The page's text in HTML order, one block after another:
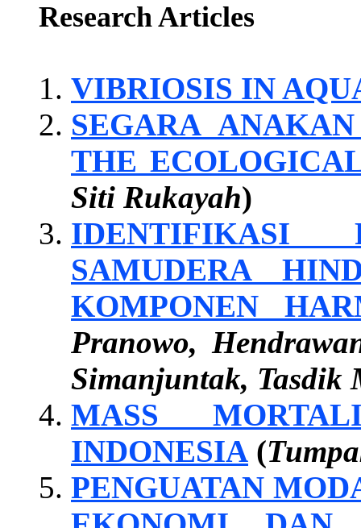
Research Articles
VIBRIOSIS IN
SEGARA
THE
Siti Rukayah)
IDENTIFIKASI
SAMUDERA
KOMPONEN
Pranowo,
Simanjuntak, Tasdik
MASS
INDONESIA (
PENGUATAN